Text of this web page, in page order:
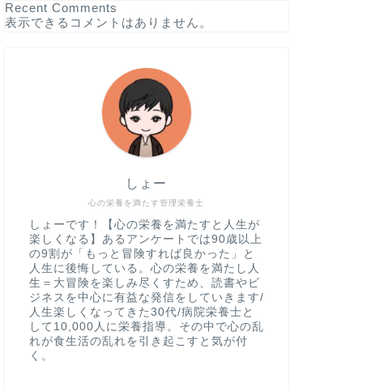
Recent Comments
表示できるコメントはありません。
心の栄養を満たす管理栄養士
しょー
しょーです！【心の栄養を満たすと人生が
楽しくなる】あるアンケートでは90歳以上
の9割が「もっと冒険すれば良かった」と
人生に後悔している。心の栄養を満たし人
生＝大冒険を楽しみ尽くすため、読書やビ
ジネスを中心に有益な発信をしていきます/
人生楽しくなってきた30代/病院栄養士と
して10,000人に栄養指導。その中で心の乱
れが食生活の乱れを引き起こすと気が付
く。